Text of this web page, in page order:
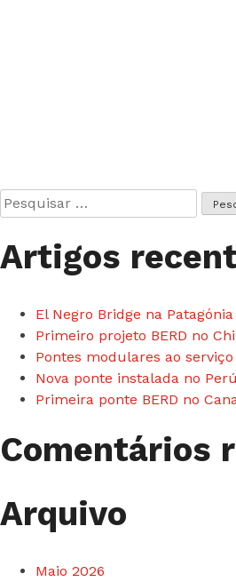
Pesquisar
por:
Artigos
El Negro Bridge na
Primeiro projeto BERD no
Pontes modulares ao
Nova ponte instalada no Perú
Primeira ponte BERD no
Comentários
Arquivo
Maio 2026